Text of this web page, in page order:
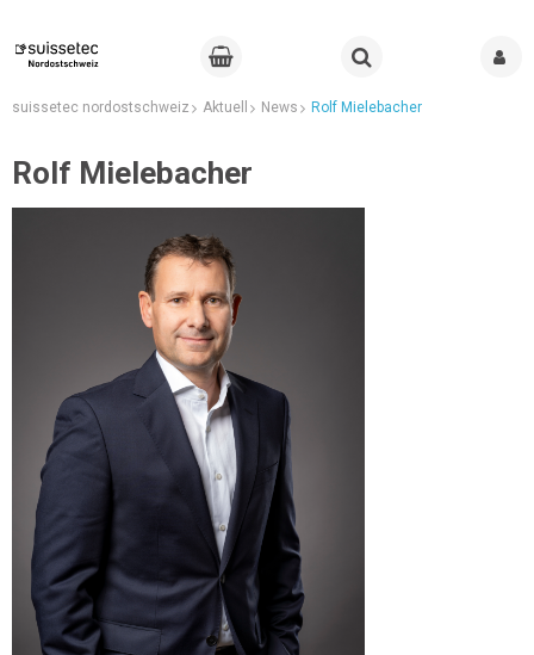
suissetec nordostschweiz Aktuell News Rolf Mielebacher
Rolf Mielebacher